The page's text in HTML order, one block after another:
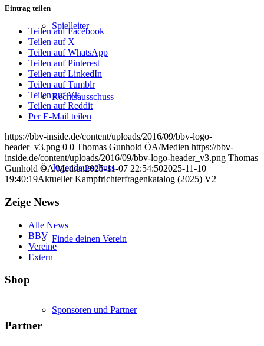
Spielleiter
Rechtsausschuss
Jugendausschuss
Finde deinen Verein
Sponsoren und Partner
Eintrag teilen
Teilen auf Facebook
Teilen auf X
Teilen auf WhatsApp
Teilen auf Pinterest
Teilen auf LinkedIn
Teilen auf Tumblr
Teilen auf Vk
Teilen auf Reddit
Per E-Mail teilen
https://bbv-inside.de/content/uploads/2016/09/bbv-logo-
header_v3.png 0 0 Thomas Gunhold ÖA/Medien https://bbv-
inside.de/content/uploads/2016/09/bbv-logo-header_v3.png Thomas
Gunhold ÖA/Medien2025-11-07 22:54:502025-11-10
19:40:19Aktueller Kampfrichterfragenkatalog (2025) V2
Zeige News
Alle News
BBV
Vereine
Extern
Shop
Partner